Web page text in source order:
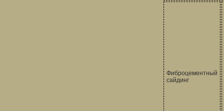
Фиброцементный
сайдинг